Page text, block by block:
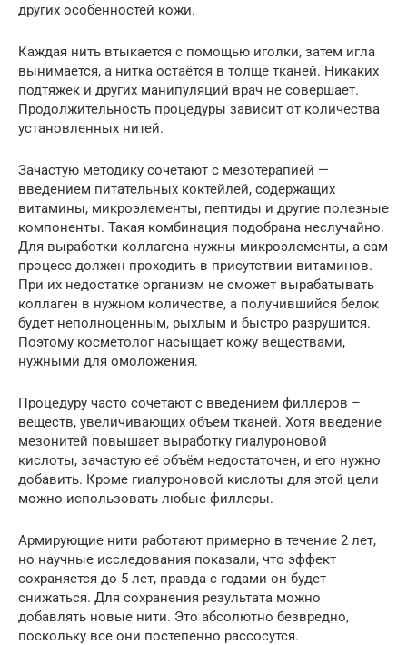
других особенностей кожи.
Каждая нить втыкается с помощью иголки, затем игла
вынимается, а нитка остаётся в толще тканей. Никаких
подтяжек и других манипуляций врач не совершает.
Продолжительность процедуры зависит от количества
установленных нитей.
Зачастую методику сочетают с мезотерапией —
введением питательных коктейлей, содержащих
витамины, микроэлементы, пептиды и другие полезные
компоненты. Такая комбинация подобрана неслучайно.
Для выработки коллагена нужны микроэлементы, а сам
процесс должен проходить в присутствии витаминов.
При их недостатке организм не сможет вырабатывать
коллаген в нужном количестве, а получившийся белок
будет неполноценным, рыхлым и быстро разрушится.
Поэтому косметолог насыщает кожу веществами,
нужными для омоложения.
Процедуру часто сочетают с введением филлеров –
веществ, увеличивающих объем тканей. Хотя введение
мезонитей повышает выработку гиалуроновой
кислоты, зачастую её объём недостаточен, и его нужно
добавить. Кроме гиалуроновой кислоты для этой цели
можно использовать любые филлеры.
Армирующие нити работают примерно в течение 2 лет,
но научные исследования показали, что эффект
сохраняется до 5 лет, правда с годами он будет
снижаться. Для сохранения результата можно
добавлять новые нити. Это абсолютно безвредно,
поскольку все они постепенно рассосутся.